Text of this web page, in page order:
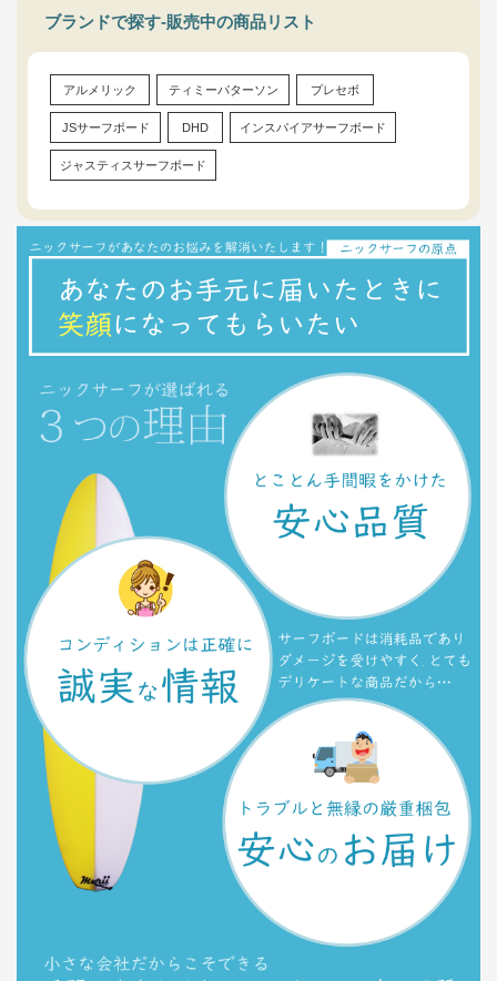
ブランドで探す-販売中の商品リスト
アルメリック ティミーパターソン プレセボ
JSサーフボード DHD インスパイアサーフボード
ジャスティスサーフボード